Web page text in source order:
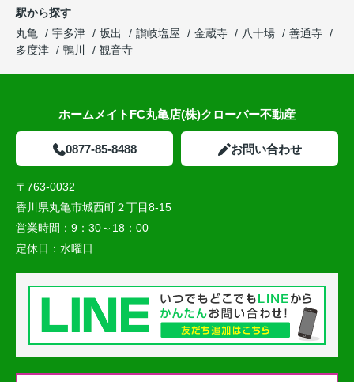
駅から探す
丸亀
宇多津 坂出 讃岐塩屋 金蔵寺 八十場
善通寺
多度津
鴨川 観音寺
ホームメイトFC丸亀店(株)クローバー不動産
0877-85-8488 お問い合わせ
〒763-0032
香川県丸亀市城西町２丁目8-15
営業時間： 9：30～18：00
定休日： 水曜日